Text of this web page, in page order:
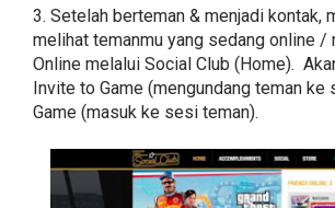
3. Setelah berteman & menjadi kontak,
melihat temanmu yang sedang online /
Online melalui Social Club (Home).
Invite to Game (mengundang teman ke
Game (masuk ke sesi teman).